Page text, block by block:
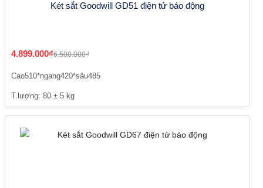
Két sắt Goodwill GD51 điện tử báo động
4.899.000₫6.500.000₫
Cao510*ngang420*sâu485
T.lượng: 80 ± 5 kg